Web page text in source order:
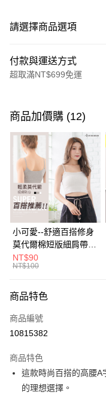
請選擇商品選項
付款與運送方式
超取滿NT$699免運
信用卡一次付款
超商取貨付款
LINE Pay
Apple Pay
街口支付
悠遊付
Google Pay
全盈+PAY
大哥付你分期
【大哥付你分期使用說明】
1.本服務由台灣大哥大提供
流程，驗證手機門號後，選
成交易。
3.實際核准額度、可分期數
4.訂單成立30分鐘內，如未
AFTEE先享後付
【關於「AFTEE先享後付」】
AFTEE先享後付是「在收
便利好安心！
１．簡單：不需註冊會員、
ATM付款
商品加價購 (12)
小可愛--舒適百搭修身
莫代爾棉短版細肩帶素
色背心(白.黑.灰L-2L)-
U582眼圈熊中大尺碼
NT$90
NT$100
商品特色
商品編號
10815382
商品特色
這款時尚百搭的高腰A
的理想選擇。